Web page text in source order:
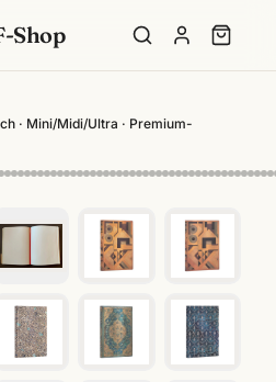
Shop
· Mini/Midi/Ultra · Premium-